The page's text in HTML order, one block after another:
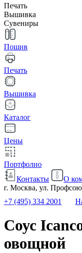
Печать
Вышивка
Сувениры
Пошив
Печать
Вышивка
Каталог
Цены
Портфолио
Контакты
О
г. Москва, ул.
+7 (495) 334 2001
Соус
овощной